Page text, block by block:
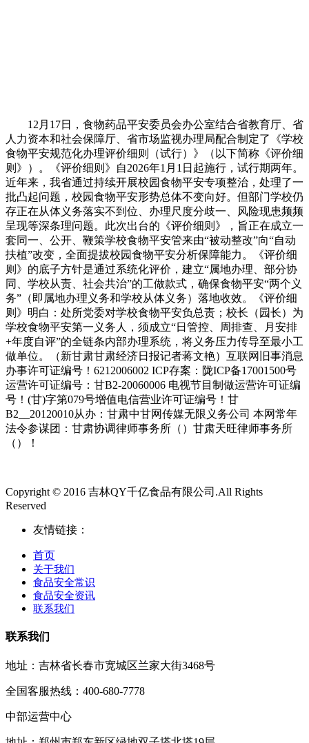
12月17日，食物药品平安委员会办公室结合省教育厅、省
人力资本和社会保障厅、省市场监视办理局配合制定了《学校
食物平安规范化办理评价细则（试行）》（以下简称《评价细
则》）。《评价细则》自2026年1月1日起施行，试行期两年。
近年来，我省通过持续开展校园食物平安专项整治，处理了一
批凸起问题，校园食物平安形势总体不变向好。但部门学校仍
存正在从体义务落实不到位、办理尺度分歧一、风险现患频频
呈现等深条理问题。此次出台的《评价细则》，旨正在成立一
套同一、公开、鞭策学校食物平安管来由“被动整改”向“自动
扶植”改变，全面提拔校园食物平安分析保障能力。《评价细
则》的底子方针是通过系统化评价，建立“属地办理、部分协
同、学校从责、社会共治”的工做款式，确保食物平安“两个义
务”（即属地办理义务和学校从体义务）落地收效。《评价细
则》明白：处所党委对学校食物平安负总责；校长（园长）为
学校食物平安第一义务人，须成立“日管控、周排查、月安排
+年度自评”的全链条内部办理系统，将义务压力传导至最小工
做单位。（新甘肃甘肃经济日报记者蒋文艳）互联网旧事消息
办事许可证编号！6212006002 ICP存案：陇ICP备17001500号
运营许可证编号：甘B2-20060006 电视节目制做运营许可证编
号！(甘)字第079号增值电信营业许可证编号！甘
B2__20120010从办：甘肃中甘网传媒无限义务公司 本网常年
法令参谋团：甘肃协调律师事务所（）甘肃天旺律师事务所
（）！
Copyright © 2016 吉林QY千亿食品有限公司.All Rights
Reserved
友情链接：
首页
关于我们
食品安全常识
食品安全资讯
联系我们
联系我们
地址：吉林省长春市宽城区兰家大街3468号
全国客服热线：400-680-7778
中部运营中心